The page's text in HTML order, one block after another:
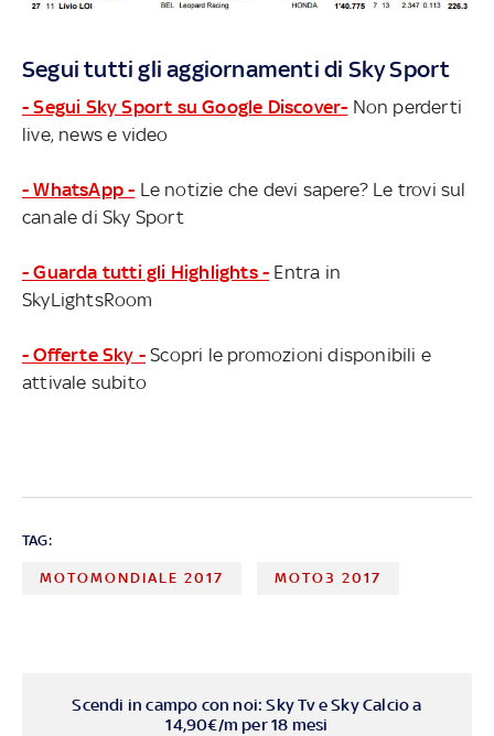
Segui tutti gli aggiornamenti di Sky Sport
- Segui Sky Sport su Google Discover- Non perderti
live, news e video
- WhatsApp - Le notizie che devi sapere? Le trovi sul
canale di Sky Sport
- Guarda tutti gli Highlights - Entra in
SkyLightsRoom
- Offerte Sky - Scopri le promozioni disponibili e
attivale subito
TAG:
MOTOMONDIALE 2017 MOTO3 2017
Scendi in campo con noi: Sky Tv e Sky Calcio a
14,90€/m per 18 mesi